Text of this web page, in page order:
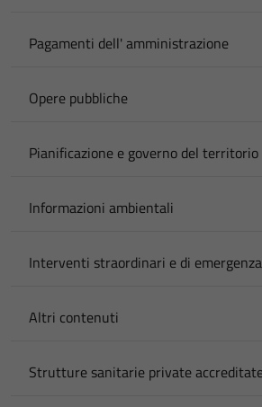
Pagamenti dell' amministrazione
Opere pubbliche
Pianificazione e governo del territorio
Informazioni ambientali
Interventi straordinari e di emergenza
Altri contenuti
Strutture sanitarie private